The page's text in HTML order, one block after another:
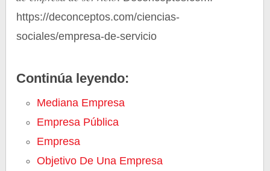
https://deconceptos.com/ciencias-
sociales/empresa-de-servicio
Continúa leyendo:
Mediana Empresa
Empresa Pública
Empresa
Objetivo De Una Empresa